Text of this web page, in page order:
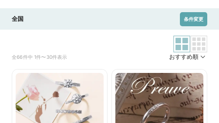
全国 条件変更
全66件中 1件〜30件表示 おすすめ順